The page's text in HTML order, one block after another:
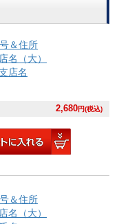
＆住所
名（大）
店名
2,680円(税込)
＆住所
名（大）